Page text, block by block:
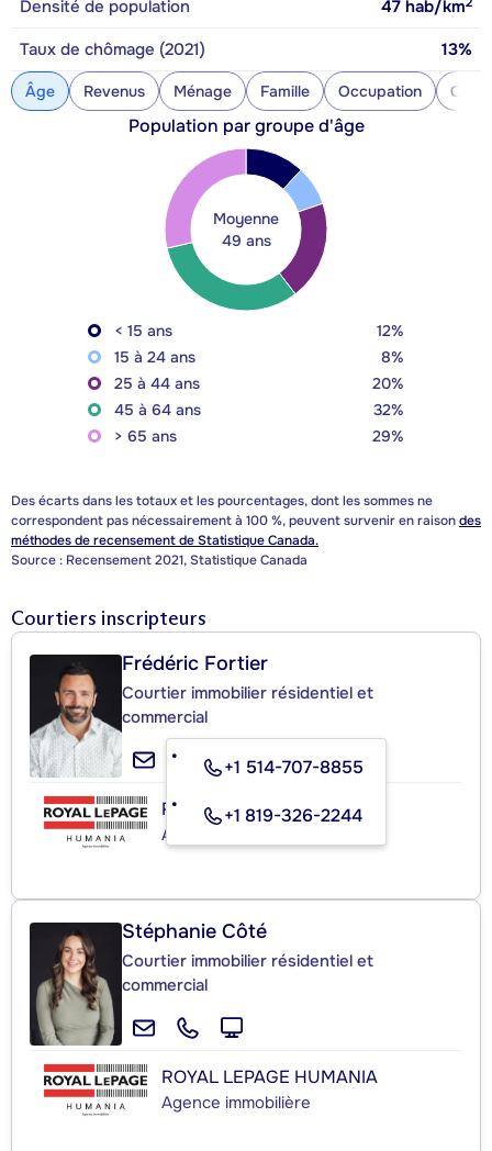
Densité de population 47 hab/km
Taux de chômage (2021) 13%
Âge Revenus Ménage Famille Occupation
Population par groupe d'âge
Moyenne
49 ans
< 15 ans
12%
15 à 24 ans
8%
25 à 44 ans
20%
45 à 64 ans
32%
> 65 ans
29%
Des écarts dans les totaux et les pourcentages, dont les sommes ne
correspondent pas nécessairement à 100 %, peuvent survenir en raisondes
méthodes de recensement de Statistique Canada.
Source : Recensement 2021, Statistique Canada
Courtiers inscripteurs
Frédéric Fortier
Courtier immobilier résidentiel et
commercial
+1 514-707-8855
+1 819-326-2244
ROYAL LEPAGE HUMANIA
Agence immobilière
Stéphanie Côté
Courtier immobilier résidentiel et
commercial
ROYAL LEPAGE HUMANIA
Agence immobilière